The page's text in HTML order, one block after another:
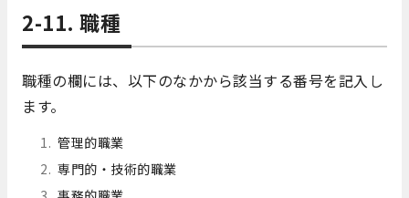
2-11. 職種
職種の欄には、以下のなかから該当する番号を記入し
ます。
管理的職業
専門的・技術的職業